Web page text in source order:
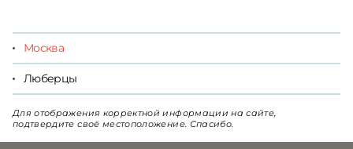
Москва
Люберцы
Для отображения корректной информации на сайте,
подтвердите своё местоположение. Спасибо.